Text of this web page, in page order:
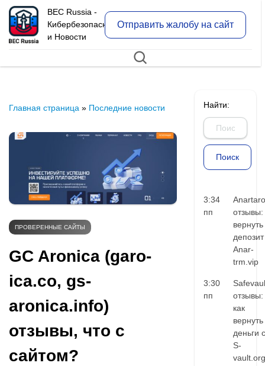
BEC Russia -
Кибербезопасность
и Новости
Отправить жалобу на сайт
Главная страница » Последние новости
ПРОВЕРЕННЫЕ САЙТЫ
GC Aronica (garo-
ica.co, gs-
aronica.info)
отзывы, что с
сайтом?
Найти:
3:34
пп
отзывы:
вернуть
Anar-
trm.vip
3:30
пп
отзывы:
как
вернуть
деньги с
S-
vault.org